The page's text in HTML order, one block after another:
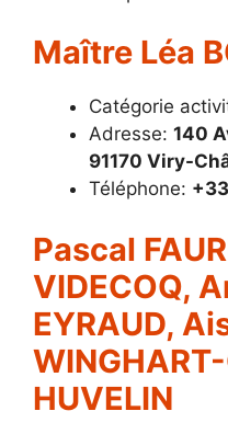
Maître Léa
Catégorie
Adresse: 140
91170 Viry-
Téléphone:
Pascal
VIDECOQ,
EYRAUD,
HUVELIN